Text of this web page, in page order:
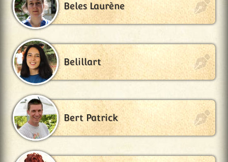
Beles Laurène
Belillart
Bert Patrick